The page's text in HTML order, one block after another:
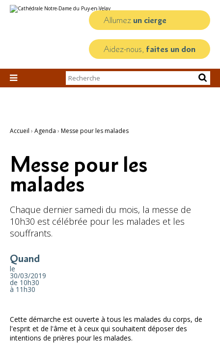
au
personnels
Allumez un cierge
Aidez-nous, faites un don

Chercher par
Recherche
Accueil › Agenda › Messe pour les malades
Messe pour les
malades
Chaque dernier samedi du mois, la messe de
10h30 est célébrée pour les malades et les
souffrants.
Quand
le
30/03/2019
de 10h30
à 11h30
Cette démarche est ouverte à tous les malades du corps, de
l'esprit et de l'âme et à ceux qui souhaitent déposer des
intentions de prières pour les malades.